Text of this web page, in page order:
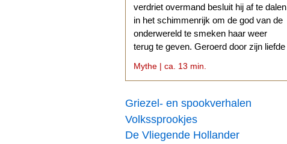
verdriet overmand besluit hij af te dalen
in het schimmenrijk om de god van de
onderwereld te smeken haar weer
terug te geven. Geroerd door zijn liefde
Mythe | ca. 13 min.
Griezel- en spookverhalen
Volkssprookjes
De Vliegende Hollander